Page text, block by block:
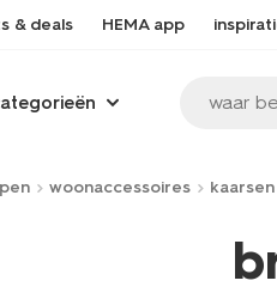
& deals HEMA app
waar
woonaccessoires kaarsen